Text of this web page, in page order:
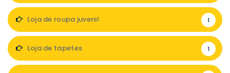
Loja de roupa juvenil 1
Loja de tapetes 1